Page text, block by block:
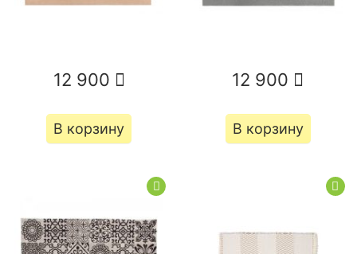
12 900
В корзину
12 900
В корзину